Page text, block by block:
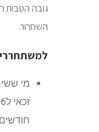
גובה הטבות
השחרור.
למשתחררים עד